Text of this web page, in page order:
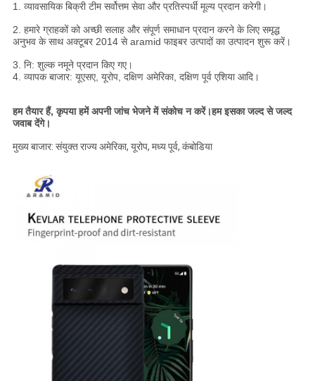
1. व्यावसायिक बिक्री टीम सर्वोत्तम सेवा और प्रतिस्पर्धी मूल्य प्रदान करेगी।
2. हमारे ग्राहकों को अच्छी सलाह और संपूर्ण समाधान प्रदान करने के लिए समृद्ध
अनुभव के साथ अक्टूबर 2014 से aramid फाइबर उत्पादों का उत्पादन शुरू करें।
3. नि: शुल्क नमूने प्रदान किए गए।
4. व्यापक बाजार: यूएसए, यूरोप, दक्षिण अमेरिका, दक्षिण पूर्व एशिया आदि।
हम तैयार हैं, कृपया हमें अपनी जांच भेजने में संकोच न करें।हम इसका जल्द से जल्द
जवाब देंगे।
मुख्य बाजार: संयुक्त राज्य अमेरिका, यूरोप, मध्य पूर्व, कंबोडिया